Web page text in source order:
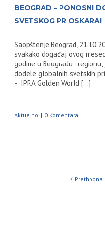
BEOGRAD – PONOSNI
SVETSKOG PR OSKARA!
Saopštenje.Beograd,
svakako događaj ovog
godine u Beogradu i
dodele globalnih svetskih
- IPRA Golden World [...]
Aktuelno | 0 Komentara
Prethodna